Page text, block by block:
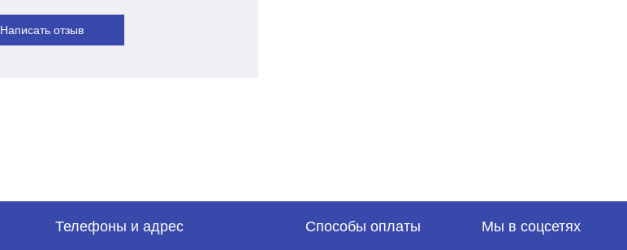
Написать отзыв
Телефоны и адрес Способы оплаты Мы в соцсетях